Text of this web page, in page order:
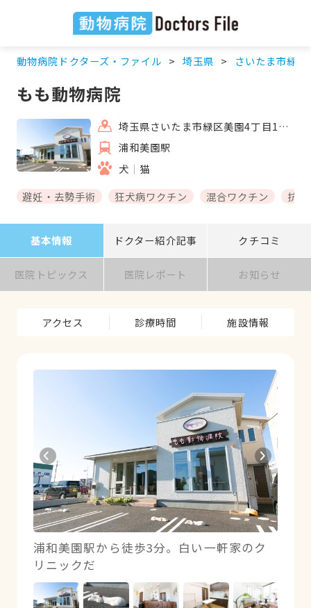
動物病院ドクターズ・ファイル 埼玉県 さいたま市緑区
もも動物病院
埼玉県さいたま市緑区美園4丁目17-7
浦和美園駅
犬
猫
避妊・去勢手術
狂犬病ワクチン 混合ワクチン 抗
基本情報 ドクター紹介記事 クチコミ
医院トピックス 医院レポート お知らせ
アクセス 診療時間 施設情報
浦和美園駅から徒歩3分。白い一軒家のク
リニックだ